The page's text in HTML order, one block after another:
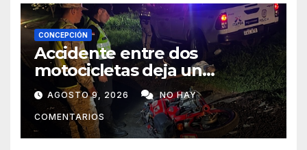
CONCEPCIÓN
Accidente entre dos
motocicletas deja un
fallecido y dos heridos en Yby
Yaú
AGOSTO 9, 2026 NO HAY
COMENTARIOS